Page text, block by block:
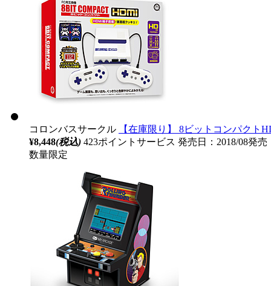
コロンバスサークル
【在庫限り】 8ビットコンパクト
¥8,448(税込) 423ポイントサービス 発売日：2018/08発売
数量限定